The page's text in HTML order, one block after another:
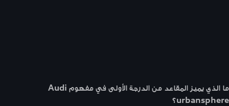
ما الذي يميز المقاعد من الدرجة الأولى في مفهوم Audi
urbansphere؟